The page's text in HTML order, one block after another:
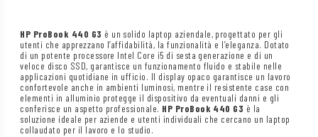
HP ProBook 440 G3 è un solido laptop aziendale, progettato per gli
utenti che apprezzano l’affidabilità, la funzionalità e l’eleganza. Dotato
di un potente processore Intel Core i5 di sesta generazione e di un
veloce disco SSD, garantisce un funzionamento fluido e stabile nelle
applicazioni quotidiane in ufficio. Il display opaco garantisce un lavoro
confortevole anche in ambienti luminosi, mentre il resistente case con
elementi in alluminio protegge il dispositivo da eventuali danni e gli
conferisce un aspetto professionale. HP ProBook 440 G3 è la
soluzione ideale per aziende e utenti individuali che cercano un laptop
collaudato per il lavoro e lo studio.